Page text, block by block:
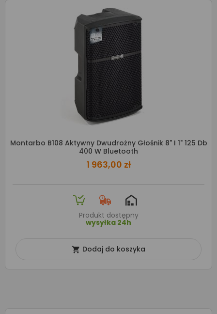
Montarbo B108 Aktywny Dwudrożny Głośnik 8" I 1" 125 Db
400 W Bluetooth
1 963,00 zł
Produkt dostępny
wysyłka 24h
 Dodaj do koszyka